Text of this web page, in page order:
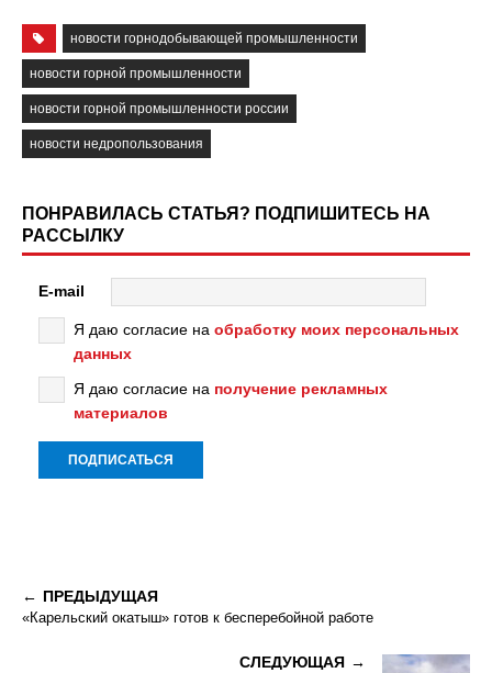
новости горнодобывающей промышленности
новости горной промышленности
новости горной промышленности россии
новости недропользования
ПОНРАВИЛАСЬ СТАТЬЯ? ПОДПИШИТЕСЬ НА
РАССЫЛКУ
E-mail
Я даю согласие на обработку моих персональных
данных
Я даю согласие на получение рекламных
материалов
ПРЕДЫДУЩАЯ
«Карельский окатыш» готов к бесперебойной работе
СЛЕДУЮЩАЯ